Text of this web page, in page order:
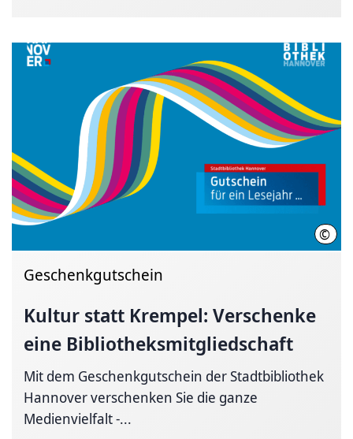
©
Geschenkgutschein
Kultur statt Krempel: Verschenke
eine Bibliotheksmitgliedschaft
Mit dem Geschenkgutschein der Stadtbibliothek
Hannover verschenken Sie die ganze
Medienvielfalt -...